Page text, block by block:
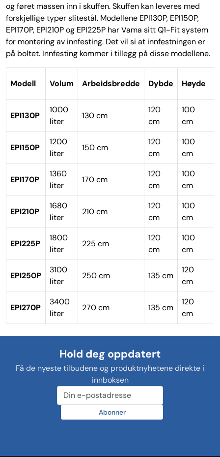
og føret massen inn i skuffen. Skuffen kan leveres med
forskjellige typer slitestål. Modellene EPI130P, EPI150P,
EPI170P, EPI210P og EPI225P har Vama sitt Q1-Fit system
for montering av innfesting. Det vil si at innfestningen er
på boltet. Innfesting kommer i tillegg på disse modellene.
Modell Volum Arbeidsbredde Dybde Høyde
EPI130P
1000
liter
130 cm
120
cm
100
cm
EPI150P
1200
liter
150 cm
120
cm
100
cm
EPI170P
1360
liter
170 cm
120
cm
100
cm
EPI210P
1680
liter
210 cm
120
cm
100
cm
EPI225P
1800
liter
225 cm
120
cm
100
cm
EPI250P
3100
liter
250 cm 135 cm
120
cm
EPI270P
3400
liter
270 cm 135 cm
120
cm
Hold deg oppdatert
Få de nyeste tilbudene og produktnyhetene direkte i
innboksen
Abonner